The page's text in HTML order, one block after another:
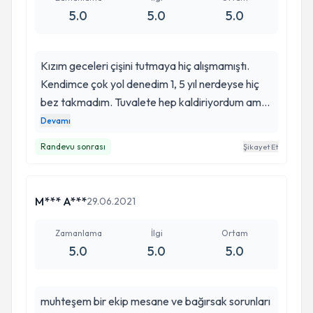
5.0 5.0 5.0
Kızım geceleri çişini tutmaya hiç alışmamıştı.
Kendimce çok yol denedim 1, 5 yıl nerdeyse hiç
bez takmadım. Tuvalete hep kaldiriyordum ama
saati her zaman tutturmak mümkün değil ve
doktora götürmeyi düşündüm. Tesadüfen Dr.
Halil Tugtepe nin sayfasına rastladım
olduğum için:) Önce Halil bey muaynesini yaptı
Devamı
Randevu sonrası Şikayet Et
M*** A***29.06.2021
Zamanlama
5.0
İlgi
5.0
Ortam
5.0
muhteşem bir ekip mesane ve bağırsak sorunları